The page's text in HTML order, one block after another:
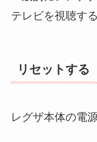
テレビを視聴す
リセットする
レグザ本体の電